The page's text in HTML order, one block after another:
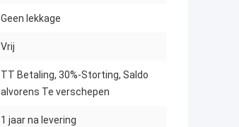
Geen lekkage
Vrij
TT Betaling, 30%-Storting, Saldo
alvorens Te verschepen
1 jaar na levering